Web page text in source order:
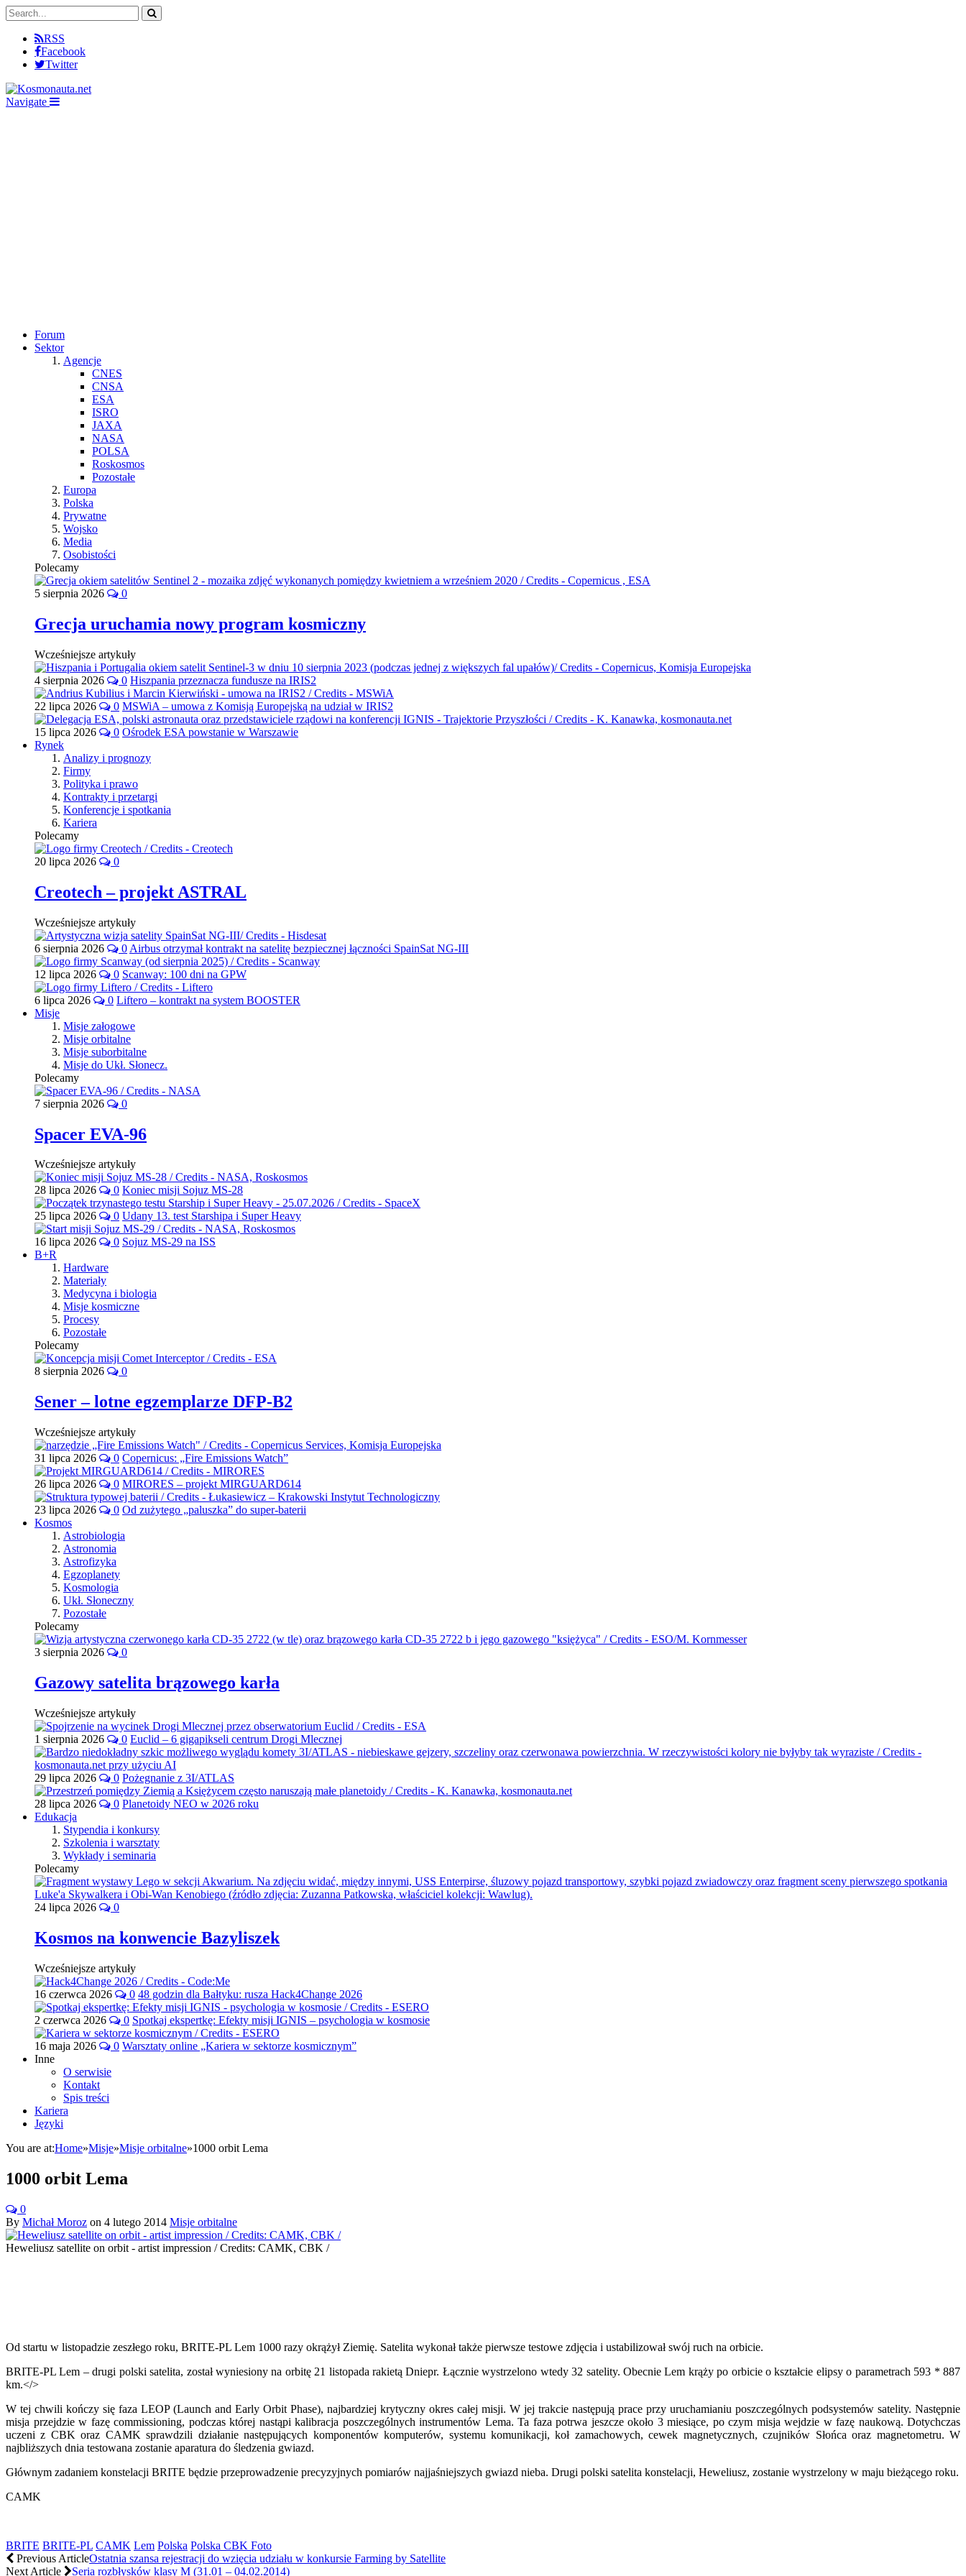
RSS
Facebook
Twitter
Navigate
Forum
Sektor
Agencje
CNES
CNSA
ESA
ISRO
JAXA
NASA
POLSA
Roskosmos
Pozostałe
Europa
Polska
Prywatne
Wojsko
Media
Osobistości
Polecamy
5 sierpnia 2026 0
Grecja uruchamia nowy program kosmiczny
Wcześniejsze artykuły
4 sierpnia 2026 0 Hiszpania przeznacza fundusze na IRIS2
22 lipca 2026 0 MSWiA – umowa z Komisją Europejską na udział w IRIS2
15 lipca 2026 0 Ośrodek ESA powstanie w Warszawie
Rynek
Analizy i prognozy
Firmy
Polityka i prawo
Kontrakty i przetargi
Konferencje i spotkania
Kariera
Polecamy
20 lipca 2026 0
Creotech – projekt ASTRAL
Wcześniejsze artykuły
6 sierpnia 2026 0 Airbus otrzymał kontrakt na satelitę bezpiecznej łączności SpainSat NG-III
12 lipca 2026 0 Scanway: 100 dni na GPW
6 lipca 2026 0 Liftero – kontrakt na system BOOSTER
Misje
Misje załogowe
Misje orbitalne
Misje suborbitalne
Misje do Ukł. Słonecz.
Polecamy
7 sierpnia 2026 0
Spacer EVA-96
Wcześniejsze artykuły
28 lipca 2026 0 Koniec misji Sojuz MS-28
25 lipca 2026 0 Udany 13. test Starshipa i Super Heavy
16 lipca 2026 0 Sojuz MS-29 na ISS
B+R
Hardware
Materiały
Medycyna i biologia
Misje kosmiczne
Procesy
Pozostałe
Polecamy
8 sierpnia 2026 0
Sener – lotne egzemplarze DFP-B2
Wcześniejsze artykuły
31 lipca 2026 0 Copernicus: „Fire Emissions Watch”
26 lipca 2026 0 MIRORES – projekt MIRGUARD614
23 lipca 2026 0 Od zużytego „paluszka” do super-baterii
Kosmos
Astrobiologia
Astronomia
Astrofizyka
Egzoplanety
Kosmologia
Ukł. Słoneczny
Pozostałe
Polecamy
3 sierpnia 2026 0
Gazowy satelita brązowego karła
Wcześniejsze artykuły
1 sierpnia 2026 0 Euclid – 6 gigapikseli centrum Drogi Mlecznej
29 lipca 2026 0 Pożegnanie z 3I/ATLAS
28 lipca 2026 0 Planetoidy NEO w 2026 roku
Edukacja
Stypendia i konkursy
Szkolenia i warsztaty
Wykłady i seminaria
Polecamy
24 lipca 2026 0
Kosmos na konwencie Bazyliszek
Wcześniejsze artykuły
16 czerwca 2026 0 48 godzin dla Bałtyku: rusza Hack4Change 2026
2 czerwca 2026 0 Spotkaj ekspertkę: Efekty misji IGNIS – psychologia w kosmosie
16 maja 2026 0 Warsztaty online „Kariera w sektorze kosmicznym”
Inne
O serwisie
Kontakt
Spis treści
Kariera
Języki
You are at:Home»Misje»Misje orbitalne»1000 orbit Lema
1000 orbit Lema
0
By Michał Moroz on 4 lutego 2014 Misje orbitalne
Heweliusz satellite on orbit - artist impression / Credits: CAMK, CBK /
Od startu w listopadzie zeszłego roku, BRITE-PL Lem 1000 razy okrążył Ziemię. Satelita wykonał także pierwsze testowe zdjęcia i ustabilizował swój ruch na orbicie.
BRITE-PL Lem – drugi polski satelita, został wyniesiony na orbitę 21 listopada rakietą Dniepr. Łącznie wystrzelono wtedy 32 satelity. Obecnie Lem krąży po orbicie o kształcie elipsy o parametrach 593 * 887
km.</>
W tej chwili kończy się faza LEOP (Launch and Early Orbit Phase), najbardziej krytyczny okres całej misji. W jej trakcie następują prace przy uruchamianiu poszczególnych podsystemów satelity. Następnie
misja przejdzie w fazę commissioning, podczas której nastąpi kalibracja poszczególnych instrumentów Lema. Ta faza potrwa jeszcze około 3 miesiące, po czym misja wejdzie w fazę naukową. Dotychczas
uczeni z CBK oraz CAMK sprawdzili działanie następujących komponentów komputerów, systemu komunikacji, koł zamachowych, cewek magnetycznych, czujników Słońca oraz magnetometru. W
najbliższych dnia testowana zostanie aparatura do śledzenia gwiazd.
Głównym zadaniem konstelacji BRITE będzie przeprowadzenie precyzyjnych pomiarów najjaśniejszych gwiazd nieba. Drugi polski satelita konstelacji, Heweliusz, zostanie wystrzelony w maju bieżącego roku.
CAMK
BRITE BRITE-PL CAMK Lem Polska Polska CBK Foto
Previous ArticleOstatnia szansa rejestracji do wzięcia udziału w konkursie Farming by Satellite
Next Article
Seria rozbłysków klasy M (31.01 – 04.02.2014)